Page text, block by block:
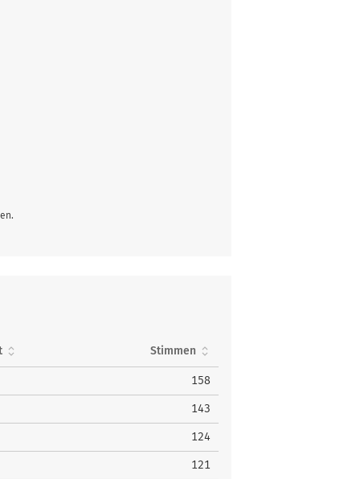
Stimmen
158
143
124
121